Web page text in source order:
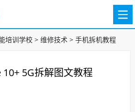
培训学校> 维修技术> 手机拆机教程
5G拆解图文教程